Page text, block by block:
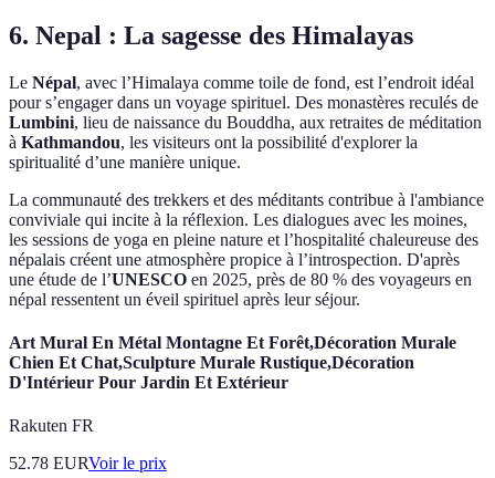
6. Nepal : La sagesse des Himalayas
Le Népal, avec l’Himalaya comme toile de fond, est l’endroit idéal
pour s’engager dans un voyage spirituel. Des monastères reculés de
Lumbini, lieu de naissance du Bouddha, aux retraites de méditation
à Kathmandou, les visiteurs ont la possibilité d'explorer la
spiritualité d’une manière unique.
La communauté des trekkers et des méditants contribue à l'ambiance
conviviale qui incite à la réflexion. Les dialogues avec les moines,
les sessions de yoga en pleine nature et l’hospitalité chaleureuse des
népalais créent une atmosphère propice à l’introspection. D'après
une étude de l’UNESCO en 2025, près de 80 % des voyageurs en
népal ressentent un éveil spirituel après leur séjour.
Art Mural En Métal Montagne Et Forêt,Décoration Murale
Chien Et Chat,Sculpture Murale Rustique,Décoration
D'Intérieur Pour Jardin Et Extérieur
Rakuten FR
52.78 EURVoir le prix